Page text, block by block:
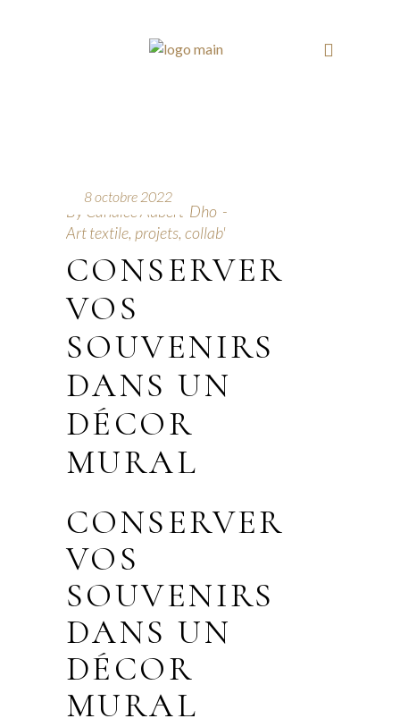
8 octobre 2022
By Candice Aubert-Dho
Art textile, projets, collab'
CONSERVER
VOS
SOUVENIRS
DANS UN
DÉCOR
MURAL
CONSERVER
VOS
SOUVENIRS
DANS UN
DÉCOR
MURAL